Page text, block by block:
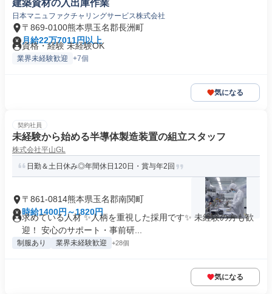
建築資材の入出庫作業
日本マニュファクチャリングサービス株式会社
〒869-0100熊本県玉名郡長洲町
月給22万7011円以上
資格・経験 未経験OK
業界未経験歓迎 +7個
気になる
契約社員
未経験から始める半導体製造装置の組立スタッフ
株式会社平山GL
日勤＆土日休み◎年間休日120日・賞与年2回
〒861-0814熊本県玉名郡南関町
時給1400円～1820円
求めている人材 ✨人柄を重視した採用です✨ 未経験の方も歓
迎！ 安心のサポート・事前研...
制服あり 業界未経験歓迎 +28個
気になる